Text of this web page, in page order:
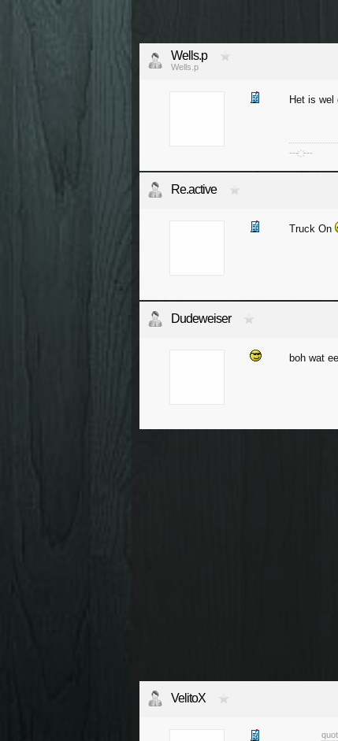
Wells.p
Wells.p
Het is wel
--- ҉ ---
Re.active
Truck On
Dudeweiser
boh wat
VelitoX